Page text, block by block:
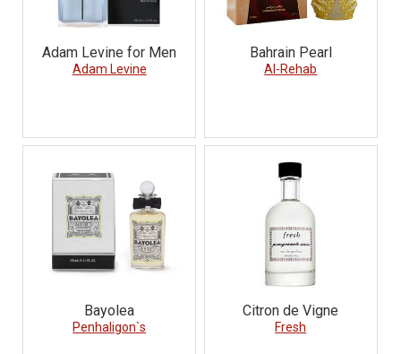
Adam Levine for Men
Adam Levine
Bahrain Pearl
Al-Rehab
Bayolea
Penhaligon`s
Citron de Vigne
Fresh